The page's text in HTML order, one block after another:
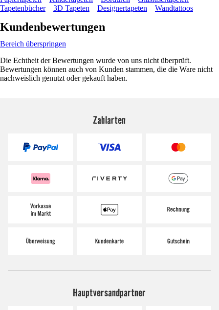
Tapetenbücher
3D Tapeten Designertapeten Wandtattoos
Kundenbewertungen
Bereich überspringen
Die Echtheit der Bewertungen wurde von uns nicht überprüft.
Bewertungen können auch von Kunden stammen, die die Ware nicht
nachweislich genutzt oder gekauft haben.
Zahlarten
Hauptversandpartner